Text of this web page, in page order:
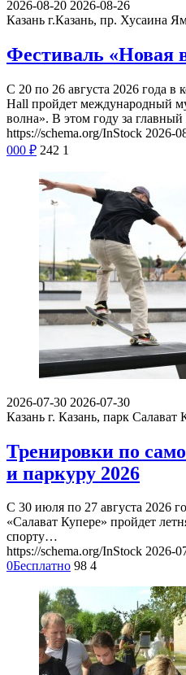
2026-08-20 2026-08-26
Казань г.Казань, пр. Хусаина
Фестиваль «Новая
С 20 по 26 августа 2026 года в
Hall пройдет международный
волна». В этом году за
https://schema.org/InStock 2026-
000 ₽ 242 1
2026-07-30 2026-07-30
Казань г. Казань, парк Салават
Тренировки по
и паркуру 2026
С 30 июля по 27 августа 2026
«Салават Купере» пройдет
спорту…
https://schema.org/InStock 2026-
0Бесплатно 98 4